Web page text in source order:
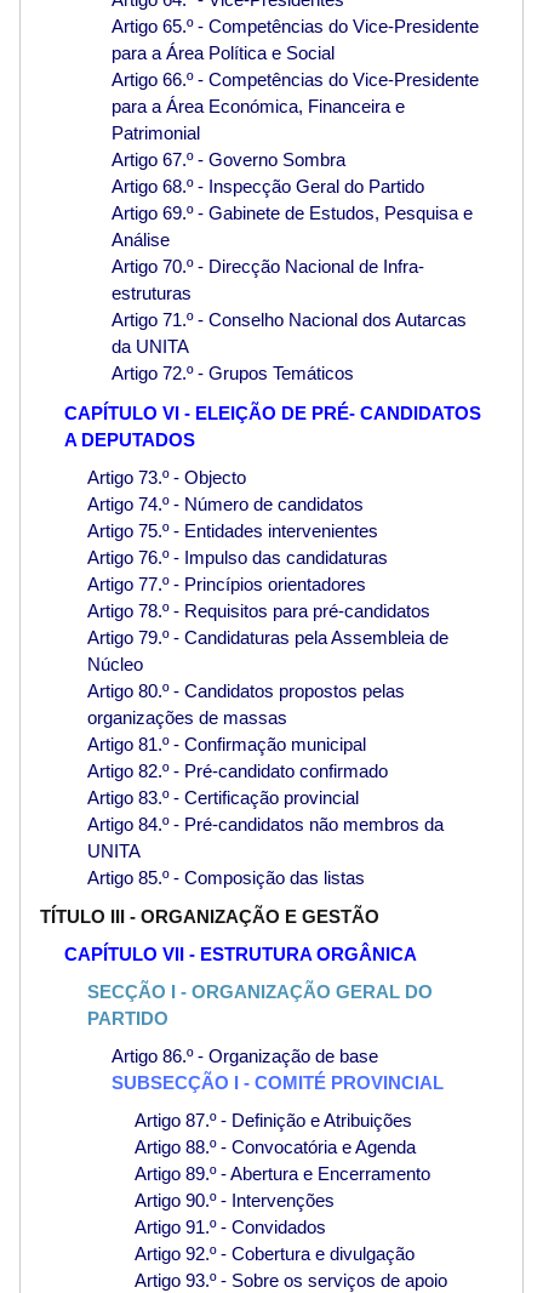
Artigo 65.º - Competências do Vice-Presidente
para a Área Política e Social
Artigo 66.º - Competências do Vice-Presidente
para a Área Económica, Financeira e
Patrimonial
Artigo 67.º - Governo Sombra
Artigo 68.º - Inspecção Geral do Partido
Artigo 69.º - Gabinete de Estudos, Pesquisa e
Análise
Artigo 70.º - Direcção Nacional de Infra-
estruturas
Artigo 71.º - Conselho Nacional dos Autarcas
da UNITA
Artigo 72.º - Grupos Temáticos
CAPÍTULO VI - ELEIÇÃO DE PRÉ- CANDIDATOS
A DEPUTADOS
Artigo 73.º - Objecto
Artigo 74.º - Número de candidatos
Artigo 75.º - Entidades intervenientes
Artigo 76.º - Impulso das candidaturas
Artigo 77.º - Princípios orientadores
Artigo 78.º - Requisitos para pré-candidatos
Artigo 79.º - Candidaturas pela Assembleia de
Núcleo
Artigo 80.º - Candidatos propostos pelas
organizações de massas
Artigo 81.º - Confirmação municipal
Artigo 82.º - Pré-candidato confirmado
Artigo 83.º - Certificação provincial
Artigo 84.º - Pré-candidatos não membros da
UNITA
Artigo 85.º - Composição das listas
TÍTULO III - ORGANIZAÇÃO E GESTÃO
CAPÍTULO VII - ESTRUTURA ORGÂNICA
SECÇÃO I - ORGANIZAÇÃO GERAL DO
PARTIDO
Artigo 86.º - Organização de base
SUBSECÇÃO I - COMITÉ PROVINCIAL
Artigo 87.º - Definição e Atribuições
Artigo 88.º - Convocatória e Agenda
Artigo 89.º - Abertura e Encerramento
Artigo 90.º - Intervenções
Artigo 91.º - Convidados
Artigo 92.º - Cobertura e divulgação
Artigo 93.º - Sobre os serviços de apoio